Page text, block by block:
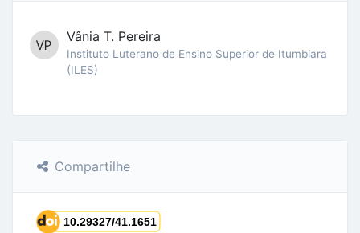
Vânia T. Pereira
Instituto Luterano de Ensino Superior de Itumbiara
(ILES)
Compartilhe